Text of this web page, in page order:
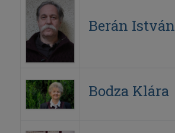
Berán István
Bodza Klára